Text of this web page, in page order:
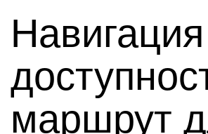
Навигация
маршрут